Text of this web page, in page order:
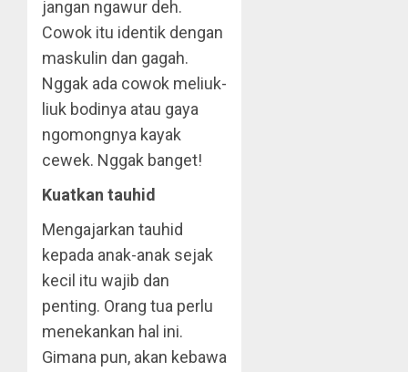
jangan ngawur deh.
Cowok itu identik dengan
maskulin dan gagah.
Nggak ada cowok meliuk-
liuk bodinya atau gaya
ngomongnya kayak
cewek. Nggak banget!
Kuatkan tauhid
Mengajarkan tauhid
kepada anak-anak sejak
kecil itu wajib dan
penting. Orang tua perlu
menekankan hal ini.
Gimana pun, akan kebawa